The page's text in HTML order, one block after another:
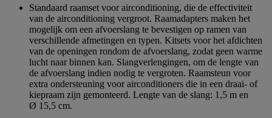
sterren.
Standaard raamset voor airconditioning, die de effectiviteit
van de airconditioning vergroot. Raamadapters maken het
mogelijk om een afvoerslang te bevestigen op ramen van
verschillende afmetingen en typen. Kitsets voor het afdichten
van de openingen rondom de afvoerslang, zodat geen warme
lucht naar binnen kan. Slangverlengingen, om de lengte van
de afvoerslang indien nodig te vergroten. Raamsteun voor
extra ondersteuning voor airconditioners die in een draai- of
kiepraam zijn gemonteerd. Lengte van de slang: 1,5 m en
Ø 15,5 cm.